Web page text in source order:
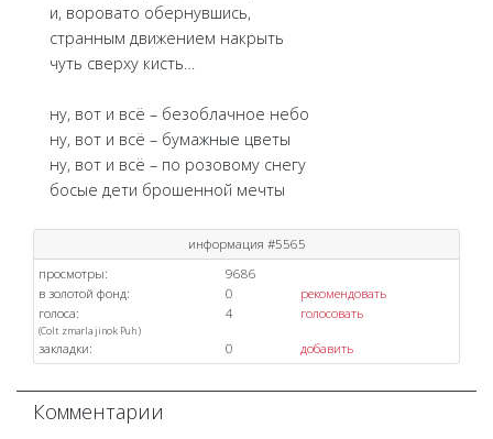
и, воровато обернувшись,
странным движением накрыть
чуть сверху кисть…
ну, вот и всё – безоблачное небо
ну, вот и всё – бумажные цветы
ну, вот и всё – по розовому снегу
босые дети брошенной мечты
информация #5565
просмотры:
9686
в золотой фонд:
0
рекомендовать
голоса:
4 голосовать
(Colt zmarlajinok Puh)
закладки: 0 добавить
Комментарии